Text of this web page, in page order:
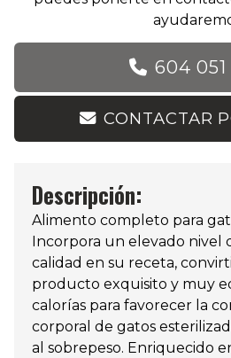
604
CONTACTAR
Descripción:
Alimento completo para
Incorpora un elevado nivel
calidad en su receta,
producto exquisito y muy
calorías para favorecer la
corporal de gatos
al sobrepeso. Enriquecido